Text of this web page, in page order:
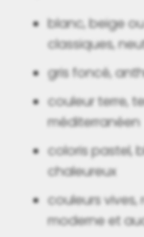
blanc, beige
classiques,
gris foncé,
couleur terre,
méditerranéen
coloris pastel,
chaleureux
couleurs vives,
moderne et